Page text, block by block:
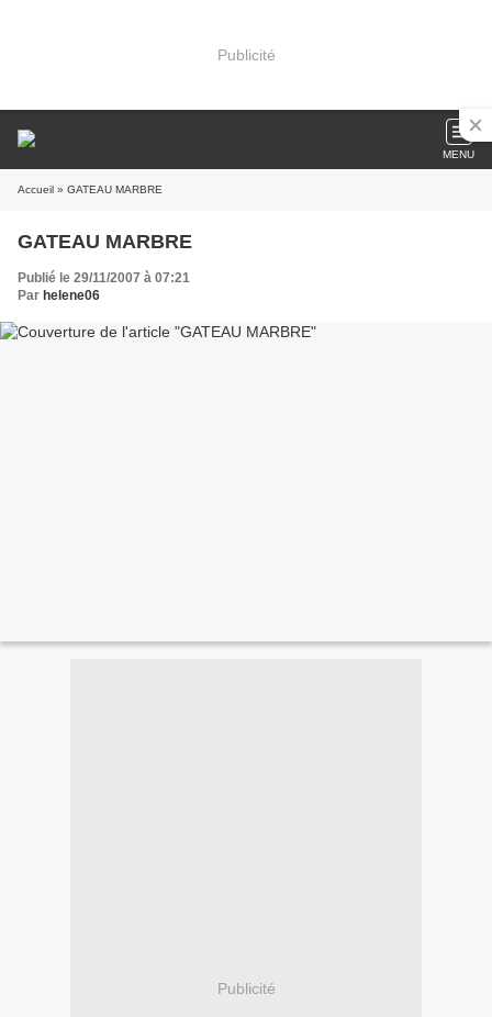
Publicité
MENU
Accueil » GATEAU MARBRE
GATEAU MARBRE
Publié le 29/11/2007 à 07:21
Par helene06
Publicité